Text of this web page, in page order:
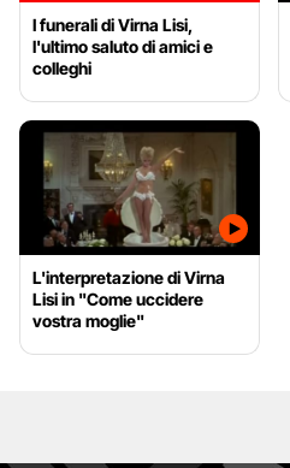
I funerali di Virna Lisi,
l'ultimo saluto di amici e
colleghi
L'interpretazione di Virna
Lisi in "Come uccidere
vostra moglie"